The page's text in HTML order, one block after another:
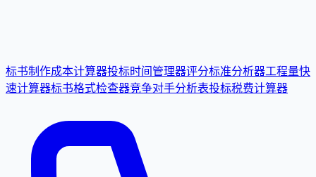
标书制作成本计算器投标时间管理器评分标准分析器工程量快
速计算器标书格式检查器竞争对手分析表投标税费计算器